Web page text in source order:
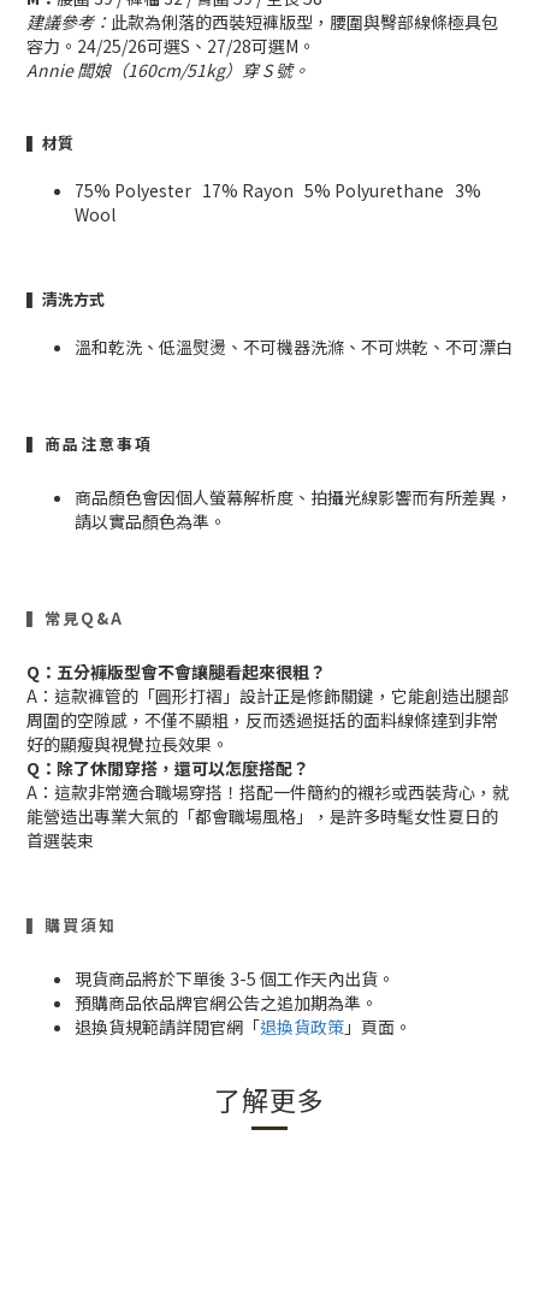
建議參考： 此款為俐落的西裝短褲版型，腰圍與臀部線條極具包
容力。24/25/26可選S、27/28可選M。
Annie 闆娘（160cm/51kg）穿 S 號。
▍材質
75% Polyester 17% Rayon 5% Polyurethane 3%
Wool
▍清洗方式
溫和乾洗、低溫熨燙、不可機器洗滌、不可烘乾、不可漂白
▍商品注意事項
商品顏色會因個人螢幕解析度、拍攝光線影響而有所差異，
請以實品顏色為準。
▍常見Q&A
Q：五分褲版型會不會讓腿看起來很粗？
A：這款褲管的「圓形打褶」設計正是修飾關鍵，它能創造出腿部
周圍的空隙感，不僅不顯粗，反而透過挺括的面料線條達到非常
好的顯瘦與視覺拉長效果。
Q：除了休閒穿搭，還可以怎麼搭配？
A：這款非常適合職場穿搭！搭配一件簡約的襯衫或西裝背心，就
能營造出專業大氣的「都會職場風格」，是許多時髦女性夏日的
首選裝束
▍購買須知
現貨商品將於下單後 3-5 個工作天內出貨。
預購商品依品牌官網公告之追加期為準。
退換貨規範請詳閱官網「退換貨政策 」頁面。
了解更多